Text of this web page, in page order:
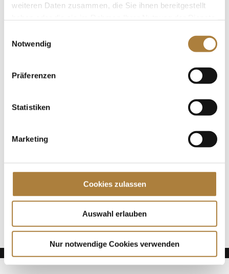
weiteren Daten zusammen, die Sie ihnen bereitgestellt
Notwendig
Präferenzen
Statistiken
Marketing
Cookies zulassen
Auswahl erlauben
Nur notwendige Cookies verwenden
„Das Dreieck ist das Besondere“ Warendorf/Neuss.
Die erste Mannschaft des Voltigierteams Neuss ist in
den Talentpool für Förderpatenschaften der Stiftung
Deutscher Spitzenpferdesport aufgenommen
Spenden
Aktuelle News
Weltmeister
100. Geburtstag von HGW: Warendorf erinnert an
eine Legende des Pferdesports
Goldenes Reitabzeichen für Carolina Miesner